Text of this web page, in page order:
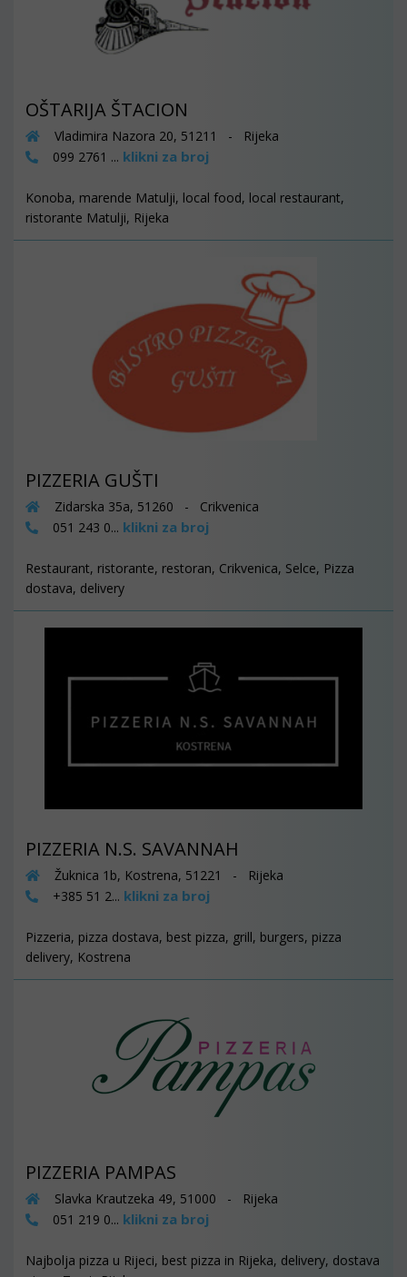
OŠTARIJA ŠTACION
Vladimira Nazora 20, 51211 - Rijeka
099 2761 ... klikni za broj
Konoba, marende Matulji, local food, local restaurant,
ristorante Matulji, Rijeka
PIZZERIA GUŠTI
Zidarska 35a, 51260 - Crikvenica
051 243 0... klikni za broj
Restaurant, ristorante, restoran, Crikvenica, Selce, Pizza
dostava, delivery
PIZZERIA N.S. SAVANNAH
Žuknica 1b, Kostrena, 51221 - Rijeka
+385 51 2... klikni za broj
Pizzeria, pizza dostava, best pizza, grill, burgers, pizza
delivery, Kostrena
PIZZERIA PAMPAS
Slavka Krautzeka 49, 51000 - Rijeka
051 219 0... klikni za broj
Najbolja pizza u Rijeci, best pizza in Rijeka, delivery, dostava